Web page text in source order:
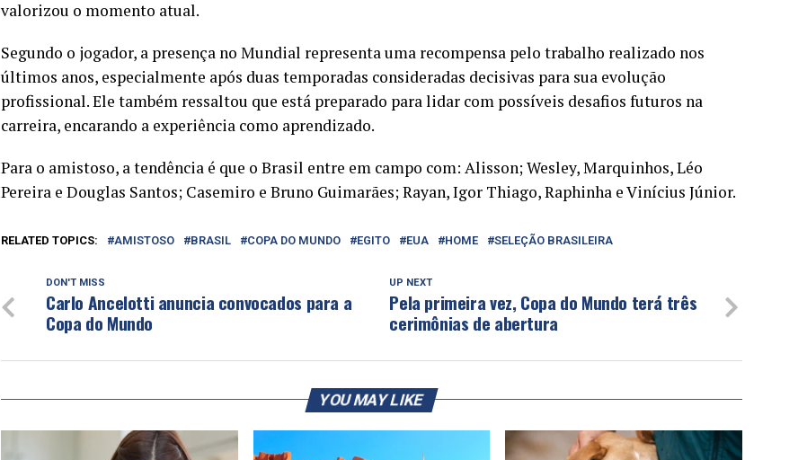
valorizou o momento atual.
Segundo o jogador, a presença no Mundial representa uma recompensa pelo trabalho realizado nos
últimos anos, especialmente após duas temporadas consideradas decisivas para sua evolução
profissional. Ele também ressaltou que está preparado para lidar com possíveis desafios futuros na
carreira, encarando a experiência como aprendizado.
Para o amistoso, a tendência é que o Brasil entre em campo com: Alisson; Wesley, Marquinhos, Léo
Pereira e Douglas Santos; Casemiro e Bruno Guimarães; Rayan, Igor Thiago, Raphinha e Vinícius Júnior.
RELATED TOPICS: AMISTOSO BRASIL COPA DO MUNDO EGITO EUA HOME SELEÇÃO BRASILEIRA
UP NEXT
Pela primeira vez, Copa do Mundo terá três
cerimônias de abertura
DON'T MISS
Carlo Ancelotti anuncia convocados para a
Copa do Mundo
YOU MAY LIKE